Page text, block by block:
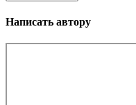
Написать автору